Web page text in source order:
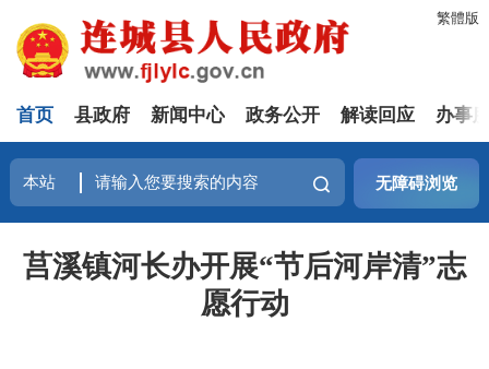
繁體版
首页 县政府 新闻中心 政务公开 解读回应 办事
无障碍浏览
莒溪镇河长办开展“节后河岸清”志
愿行动